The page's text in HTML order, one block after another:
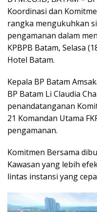
Koordinasi dan
rangka mengukuhkan
pengamanan dalam
KPBPB Batam, Selasa
Hotel Batam.
Kepala BP Batam
BP Batam Li Claudia
penandatanganan
21 Komandan Utama
pengamanan.
Komitmen Bersama
Kawasan yang lebih
lintas instansi yang